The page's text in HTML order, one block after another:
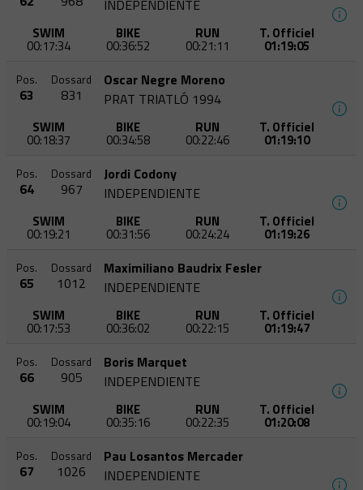
INDEPENDIENTE
SWIM
00:17:34
BIKE
00:36:52
RUN
00:21:11
T. Officiel
01:19:05
Pos.
63
Dossard
831
Oscar Negre Moreno
PRAT TRIATLÓ 1994
SWIM
00:18:37
BIKE
00:34:58
RUN
00:22:46
T. Officiel
01:19:10
Pos.
64
Dossard
967
Jordi Codony
INDEPENDIENTE
SWIM
00:19:21
BIKE
00:31:56
RUN
00:24:24
T. Officiel
01:19:26
Pos.
65
Dossard
1012
Maximiliano Baudrix Fesler
INDEPENDIENTE
SWIM
00:17:53
BIKE
00:36:02
RUN
00:22:15
T. Officiel
01:19:47
Pos.
66
Dossard
905
Boris Marquet
INDEPENDIENTE
SWIM
00:19:04
BIKE
00:35:16
RUN
00:22:35
T. Officiel
01:20:08
Pos.
67
Dossard
1026
Pau Losantos Mercader
INDEPENDIENTE